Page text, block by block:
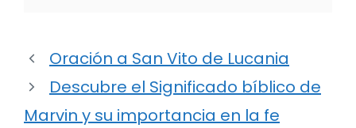
Oración a San Vito de Lucania
Descubre el Significado bíblico de
Marvin y su importancia en la fe